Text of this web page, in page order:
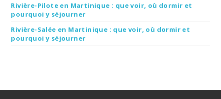
Rivière-Pilote en Martinique : que voir, où dormir et
pourquoi y séjourner
Rivière-Salée en Martinique : que voir, où dormir et
pourquoi y séjourner